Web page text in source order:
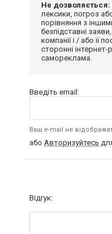
Не дозволяється:
лексики, погроз
порівняння з
безпідставні
компанії і / або її
сторонні
самореклама.
Введіть email:
Ваш e-mail не
або Авторизуйтесь
Відгук: